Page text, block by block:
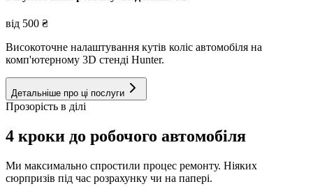
від 500 ₴
Високоточне налаштування кутів коліс автомобіля на
комп'ютерному 3D стенді Hunter.
Детальніше про ці послуги
Прозорість в ділі
4 кроки до робочого автомобіля
Ми максимально спростили процес ремонту. Ніяких
сюрпризів під час розрахунку чи на папері.